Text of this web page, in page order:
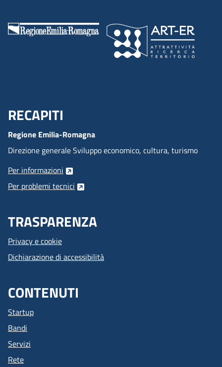
Menu Footer
RECAPITI
Regione Emilia-Romagna
Direzione generale Sviluppo economico, cultura, turismo
Per informazioni
Per problemi tecnici
TRASPARENZA
Privacy e cookie
Dichiarazione di accessibilità
CONTENUTI
Startup
Bandi
Servizi
Rete